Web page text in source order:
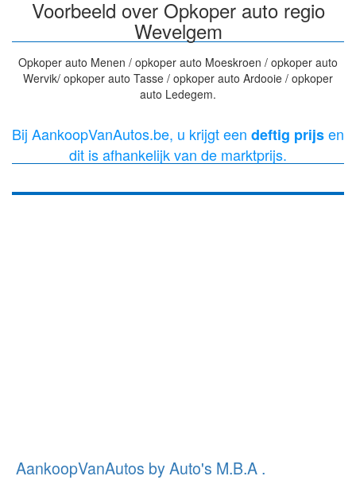
Voorbeeld over Opkoper auto regio
Wevelgem
Opkoper auto Menen / opkoper auto Moeskroen / opkoper auto
Wervik/ opkoper auto Tasse / opkoper auto Ardooie / opkoper
auto Ledegem.
Bij AankoopVanAutos.be, u krijgt een deftig prijsen
dit is afhankelijk van de marktprijs.
AankoopVanAutos by Auto's M.B.A .